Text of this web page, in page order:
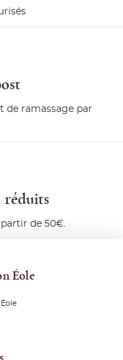
de ramassage par
réduits
de 50€.
Éole